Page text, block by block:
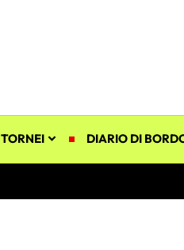
TORNEI DIARIO DI